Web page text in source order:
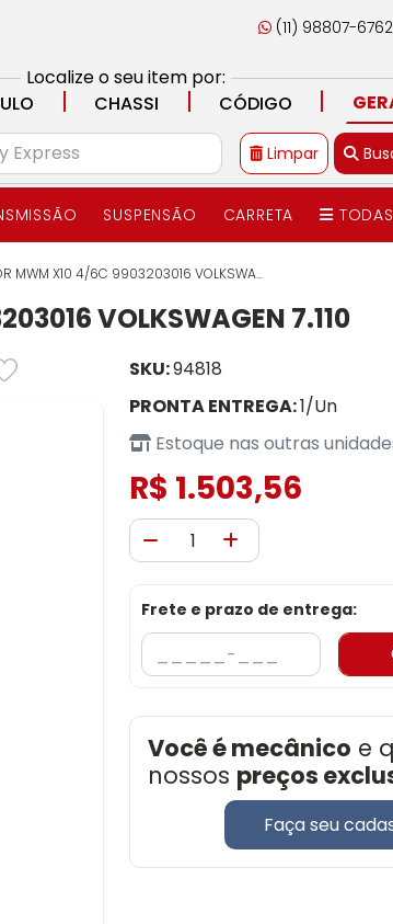
(11) 98807-6762
Localize o seu item por:
| CHASSI | CÓDIGO |
Limpar
SUSPENSÃO CARRETA
MWM X10 4/6C 9903203016 VOLKSWA...
VOLKSWAGEN 7.110
SKU:94818
PRONTA ENTREGA:1/Un
Estoque nas outras
R$ 1.503,56
Frete e prazo de entrega:
Você é mecânico e
nossos preços
Faça seu